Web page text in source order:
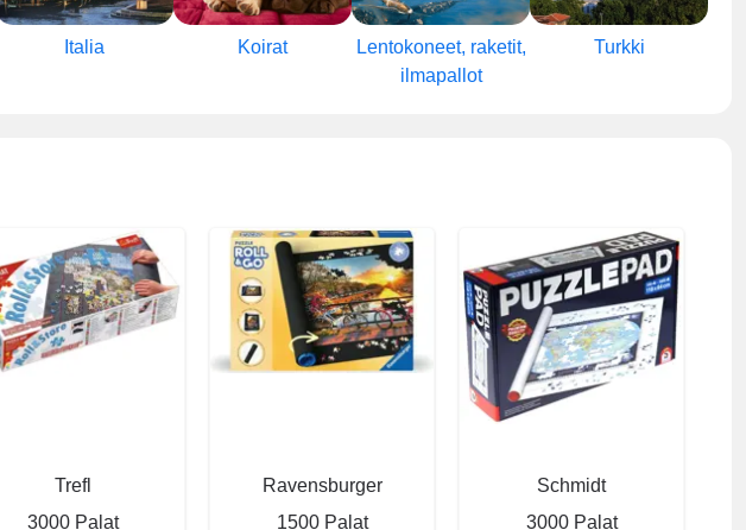
Italia Koirat
Lentokoneet, raketit,
ilmapallot
Turkki
Trefl
3000 Palat
Ravensburger
1500 Palat
Schmidt
3000 Palat